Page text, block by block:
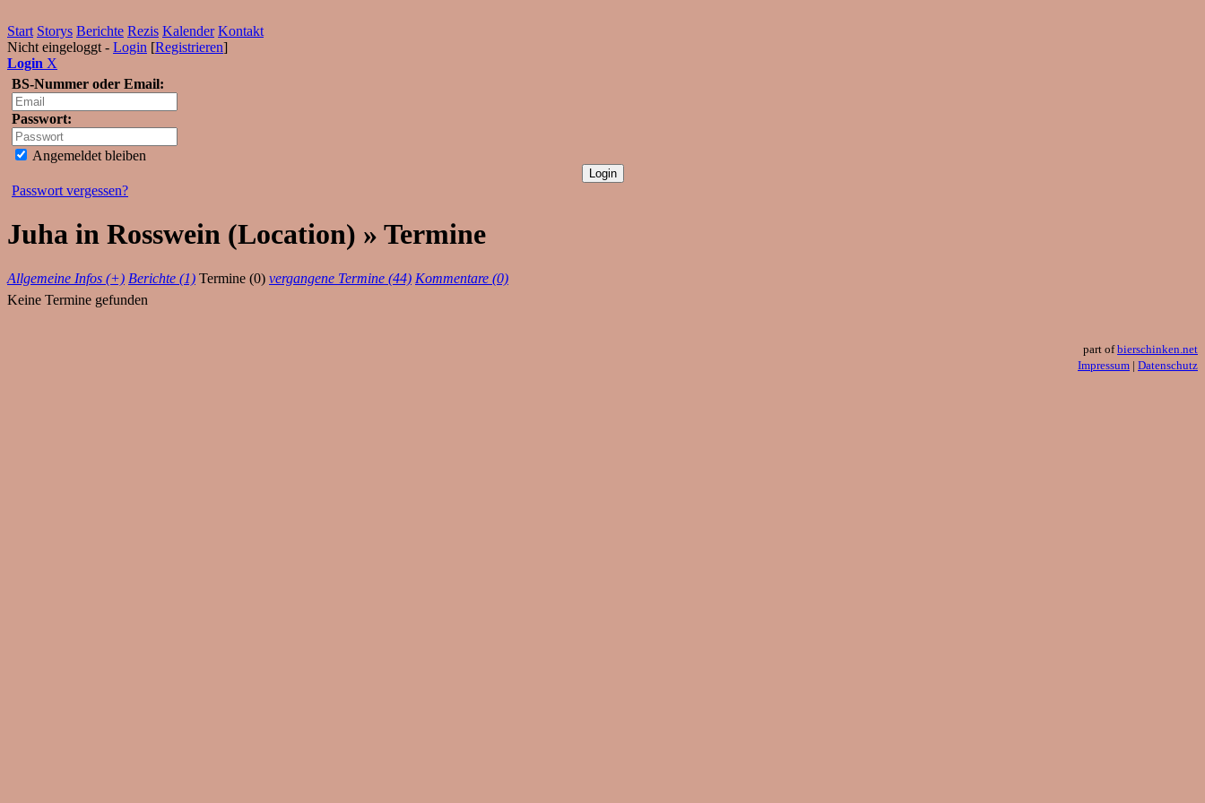
Start Storys Berichte Rezis Kalender Kontakt
Nicht eingeloggt - Login [Registrieren]
Login X
BS-Nummer oder Email:
Passwort:
Angemeldet bleiben
Passwort vergessen?
Juha in Rosswein (Location) » Termine
Allgemeine Infos (+) Berichte (1) Termine (0) vergangene Termine (44) Kommentare (0)
Keine Termine gefunden
part ofbierschinken.net
Impressum | Datenschutz